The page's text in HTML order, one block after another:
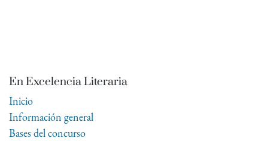
En Excelencia Literaria
Inicio
Información general
Bases del concurso